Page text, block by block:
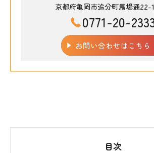
京都府亀岡市追分町馬場通22-
0771-20-
お問い合わせはこちら
目次